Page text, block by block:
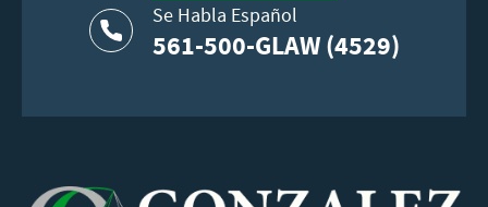
Se Habla Español
561-500-GLAW (4529)